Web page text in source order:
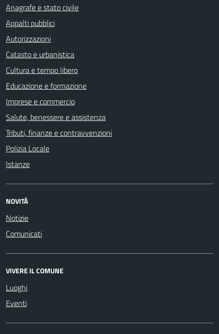
Anagrafe e stato civile
Appalti pubblici
Autorizzazioni
Catasto e urbanistica
Cultura e tempo libero
Educazione e formazione
Imprese e commercio
Salute, benessere e assistenza
Tributi, finanze e contravvenzioni
Polizia Locale
Istanze
NOVITÀ
Notizie
Comunicati
VIVERE IL COMUNE
Luoghi
Eventi